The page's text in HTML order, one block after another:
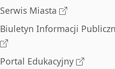
Serwis Miasta
Biuletyn Informacji
Portal Edukacyjny